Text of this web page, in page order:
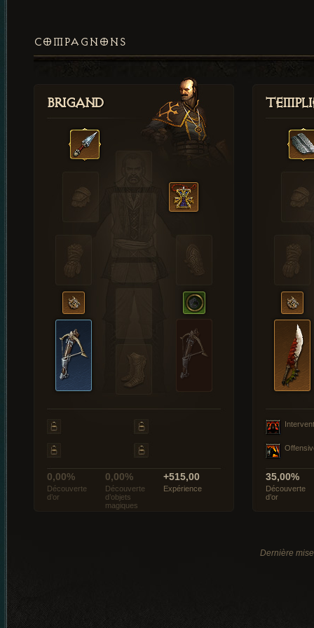
COMPAGNONS
Brigand
0,00%
Découverte
d’or
0,00%
Découverte
d’objets
magiques
+515,00
Expérience
35,00%
Découverte
d’or
Dernière